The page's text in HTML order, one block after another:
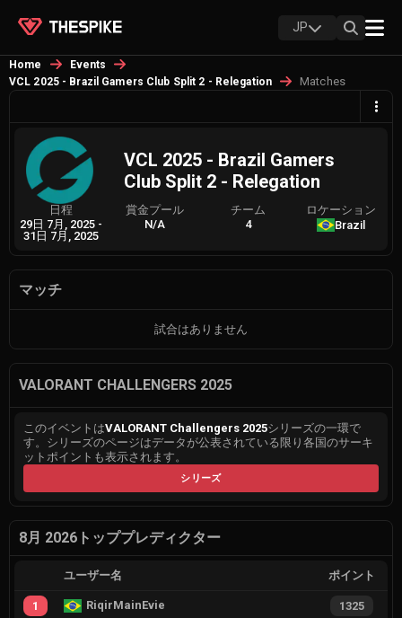
JP
Home
Events
VCL 2025 - Brazil Gamers Club Split 2 - Relegation
Matches
VCL 2025 - Brazil Gamers
Club Split 2 - Relegation
日程
29日 7月, 2025 -
31日 7月, 2025
賞金プール
N/A
チーム
4
ロケーション
Brazil
マッチ
試合はありません
VALORANT CHALLENGERS 2025
このイベントはVALORANT Challengers 2025シリーズの一環で
す。シリーズのページはデータが公表されている限り各国のサーキ
ットポイントも表示されます。
シリーズ
8月 2026トッププレディクター
ユーザー名 ポイント
1 RiqirMainEvie 1325